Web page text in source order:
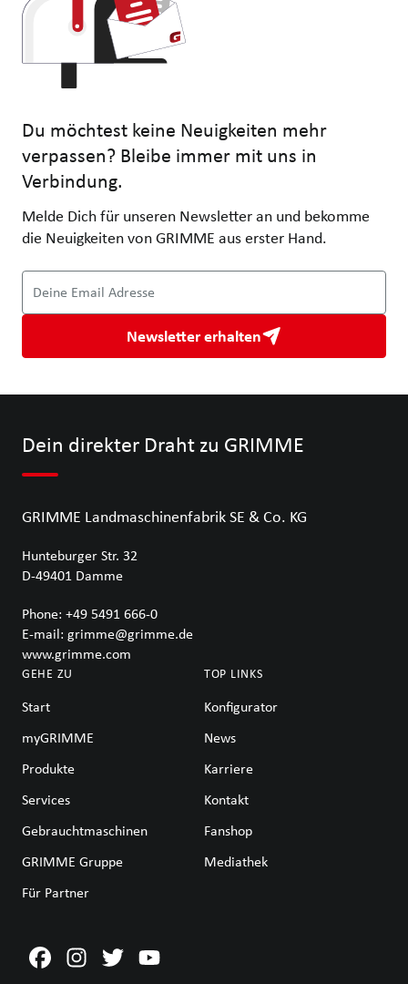
Du möchtest keine Neuigkeiten mehr
verpassen? Bleibe immer mit uns in
Verbindung.
Melde Dich für unseren Newsletter an und bekomme
die Neuigkeiten von GRIMME aus erster Hand.
Deine Email Adresse
Newsletter erhalten
Dein direkter Draht zu GRIMME
GRIMME Landmaschinenfabrik SE & Co. KG
Hunteburger Str. 32
D-49401 Damme
Phone: +49 5491 666-0
E-mail: grimme@grimme.de
www.grimme.com
GEHE ZU
Start
myGRIMME
Produkte
Services
Gebrauchtmaschinen
GRIMME Gruppe
Für Partner
TOP LINKS
Konfigurator
News
Karriere
Kontakt
Fanshop
Mediathek